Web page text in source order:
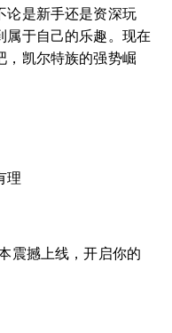
论是新手还是资深玩
属于自己的乐趣。现在
，凯尔特族的强势崛
理
震撼上线，开启你的